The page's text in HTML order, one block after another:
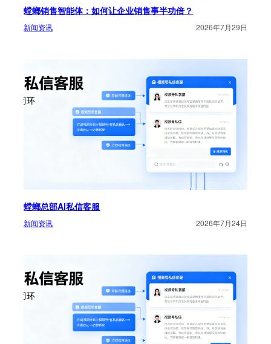
螳螂销售智能体：如何让企业销售事半功倍？
新闻资讯 2026年7月29日
螳螂总部AI私信客服
新闻资讯 2026年7月24日